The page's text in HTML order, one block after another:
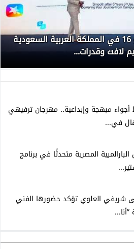
أوبو تطلق سلسلة رينو 16 في المملكة العربية السعودية
لافت وقدرات...
مبهجة وإبداعية.. مهرجان ترفيهي
في...
المصرية متحدثًا في برنامج
شريفي العلوي تؤكد حضورها الفني
”أنا...